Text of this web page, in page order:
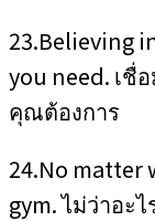
23.Believing
you need. เชื่
คุณต้องการ
24.No matter
gym. ไม่ว่าอะ